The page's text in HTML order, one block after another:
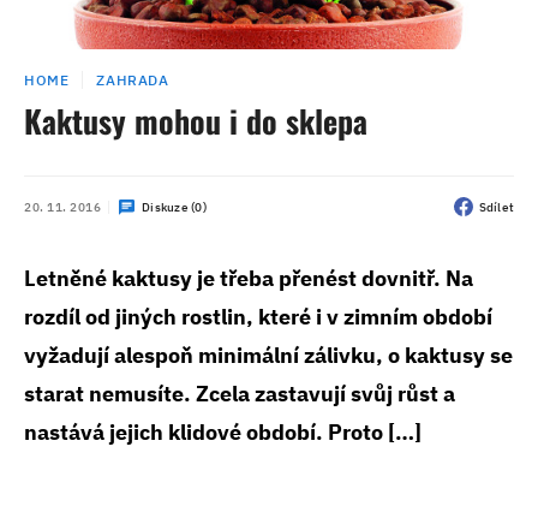
HOME ZAHRADA
Kaktusy mohou i do sklepa
20. 11. 2016 Diskuze (0) Sdílet
Letněné kaktusy je třeba přenést dovnitř. Na
rozdíl od jiných rostlin, které i v zimním období
vyžadují alespoň minimální zálivku, o kaktusy se
starat nemusíte. Zcela zastavují svůj růst a
nastává jejich klidové období. Proto […]